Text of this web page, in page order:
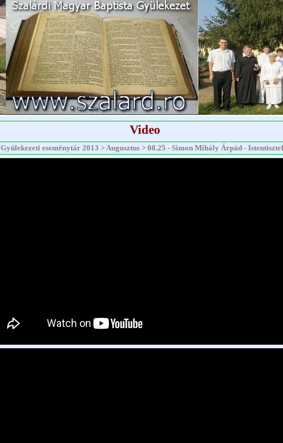
Video
Gyülekezeti eseménytár 2013 > Augusztus > 08.25 - Simon Mihály Árpád -